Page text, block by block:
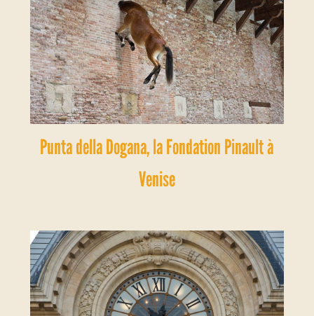
Punta della Dogana, la Fondation Pinault à
Venise